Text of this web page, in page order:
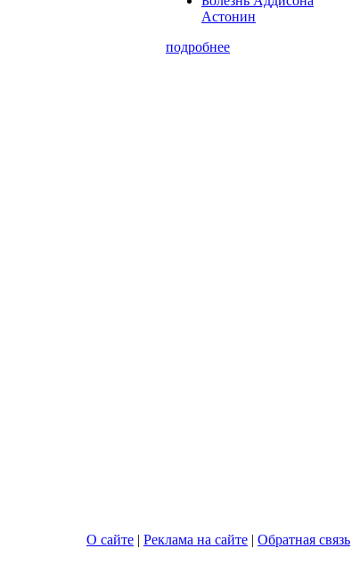
Астонин
подробнее
О сайте | Реклама на сайте | Обратная связь